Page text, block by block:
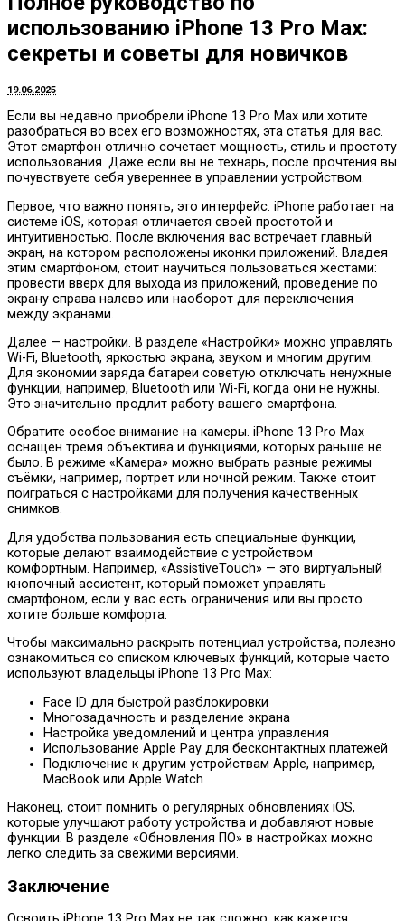
использованию iPhone 13 Pro Max:
секреты и советы для новичков
19.06.2025
Если вы недавно приобрели iPhone 13 Pro Max или хотите
разобраться во всех его возможностях, эта статья для вас.
Этот смартфон отлично сочетает мощность, стиль и простоту
использования. Даже если вы не технарь, после прочтения вы
почувствуете себя увереннее в управлении устройством.
Первое, что важно понять, это интерфейс. iPhone работает на
системе iOS, которая отличается своей простотой и
интуитивностью. После включения вас встречает главный
экран, на котором расположены иконки приложений. Владея
этим смартфоном, стоит научиться пользоваться жестами:
провести вверх для выхода из приложений, проведение по
экрану справа налево или наоборот для переключения
между экранами.
Далее — настройки. В разделе «Настройки» можно управлять
Wi-Fi, Bluetooth, яркостью экрана, звуком и многим другим.
Для экономии заряда батареи советую отключать ненужные
функции, например, Bluetooth или Wi-Fi, когда они не нужны.
Это значительно продлит работу вашего смартфона.
Обратите особое внимание на камеры. iPhone 13 Pro Max
оснащен тремя объектива и функциями, которых раньше не
было. В режиме «Камера» можно выбрать разные режимы
съёмки, например, портрет или ночной режим. Также стоит
поиграться с настройками для получения качественных
снимков.
Для удобства пользования есть специальные функции,
которые делают взаимодействие с устройством
комфортным. Например, «AssistiveTouch» — это виртуальный
кнопочный ассистент, который поможет управлять
смартфоном, если у вас есть ограничения или вы просто
хотите больше комфорта.
Чтобы максимально раскрыть потенциал устройства, полезно
ознакомиться со списком ключевых функций, которые часто
используют владельцы iPhone 13 Pro Max:
Face ID для быстрой разблокировки
Многозадачность и разделение экрана
Настройка уведомлений и центра управления
Использование Apple Pay для бесконтактных платежей
Подключение к другим устройствам Apple, например,
MacBook или Apple Watch
Наконец, стоит помнить о регулярных обновлениях iOS,
которые улучшают работу устройства и добавляют новые
функции. В разделе «Обновления ПО» в настройках можно
легко следить за свежими версиями.
Заключение